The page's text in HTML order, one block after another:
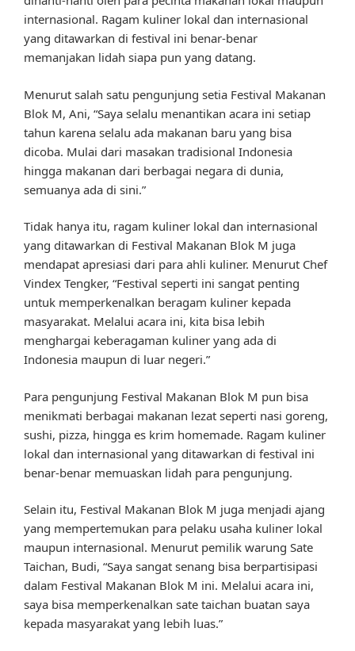
internasional. Ragam kuliner lokal dan internasional
yang ditawarkan di festival ini benar-benar
memanjakan lidah siapa pun yang datang.
Menurut salah satu pengunjung setia Festival Makanan
Blok M, Ani, “Saya selalu menantikan acara ini setiap
tahun karena selalu ada makanan baru yang bisa
dicoba. Mulai dari masakan tradisional Indonesia
hingga makanan dari berbagai negara di dunia,
semuanya ada di sini.”
Tidak hanya itu, ragam kuliner lokal dan internasional
yang ditawarkan di Festival Makanan Blok M juga
mendapat apresiasi dari para ahli kuliner. Menurut Chef
Vindex Tengker, “Festival seperti ini sangat penting
untuk memperkenalkan beragam kuliner kepada
masyarakat. Melalui acara ini, kita bisa lebih
menghargai keberagaman kuliner yang ada di
Indonesia maupun di luar negeri.”
Para pengunjung Festival Makanan Blok M pun bisa
menikmati berbagai makanan lezat seperti nasi goreng,
sushi, pizza, hingga es krim homemade. Ragam kuliner
lokal dan internasional yang ditawarkan di festival ini
benar-benar memuaskan lidah para pengunjung.
Selain itu, Festival Makanan Blok M juga menjadi ajang
yang mempertemukan para pelaku usaha kuliner lokal
maupun internasional. Menurut pemilik warung Sate
Taichan, Budi, “Saya sangat senang bisa berpartisipasi
dalam Festival Makanan Blok M ini. Melalui acara ini,
saya bisa memperkenalkan sate taichan buatan saya
kepada masyarakat yang lebih luas.”